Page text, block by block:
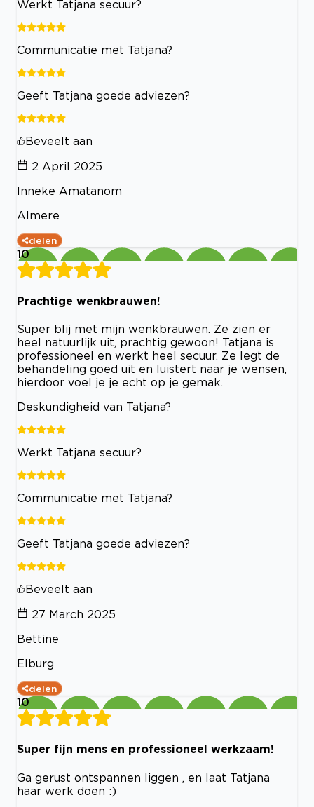
Werkt Tatjana secuur?
Communicatie met Tatjana?
Geeft Tatjana goede adviezen?
Beveelt aan
2 April 2025
Inneke Amatanom
Almere
delen
10
Prachtige wenkbrauwen!
Super blij met mijn wenkbrauwen. Ze zien er
heel natuurlijk uit, prachtig gewoon! Tatjana is
professioneel en werkt heel secuur. Ze legt de
behandeling goed uit en luistert naar je wensen,
hierdoor voel je je echt op je gemak.
Deskundigheid van Tatjana?
Werkt Tatjana secuur?
Communicatie met Tatjana?
Geeft Tatjana goede adviezen?
Beveelt aan
27 March 2025
Bettine
Elburg
delen
10
Super fijn mens en professioneel werkzaam!
Ga gerust ontspannen liggen , en laat Tatjana
haar werk doen :)